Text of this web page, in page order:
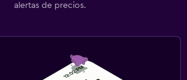
alertas de precios.